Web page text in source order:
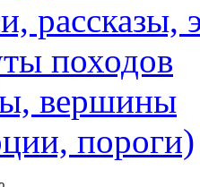
рассказы,
походов
вершины
пороги)